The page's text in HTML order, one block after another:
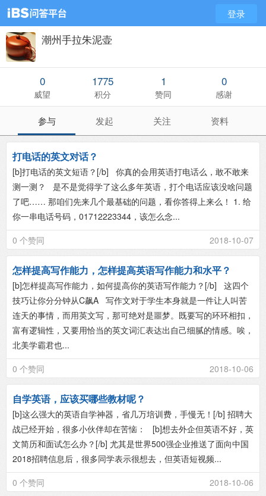
登录
潮州手拉朱泥壶
0
威望
1775
积分
1
赞同
0
感谢
参与 发起 关注 资料
打电话的英文对话？
[b]打电话的英文短语？[/b] 你真的会用英语打电话么，敢不敢来
测一测？ 是不是觉得学了这么多年英语，打个电话应该没啥问题
了吧…… 那咱们先来几个最基础的问题，看你答得上来么！ 1. 给
你一串电话号码，01712223344，该怎么念...
0 个赞同
2018-10-07
怎样提高写作能力，怎样提高英语写作能力和水平？
[b]怎样提高写作能力，如何提高你的英语写作能力？[/b] 这四个
技巧让你分分钟从C飙A 写作文对于学生本身就是一件让人叫苦
连天的事情，而用英文写，那可绝对是噩梦。既要写的环环相扣，
富有逻辑性，又要用恰当的英文词汇表达出自己细腻的情感。唉，
北美学霸君也...
0 个赞同
2018-10-06
自学英语，应该买哪些教材呢？
[b]这么强大的英语自学神器，省几万培训费，手慢无！[/b] 招聘大
战已经开始，很多小伙伴却在苦恼： [b]想去外企但英语不好，英
文简历和面试怎么办？[/b] 尤其是世界500强企业推送了面向中国
2018招聘信息后，很多同学表示很想去，但英语短视频...
0 个赞同
2018-10-06